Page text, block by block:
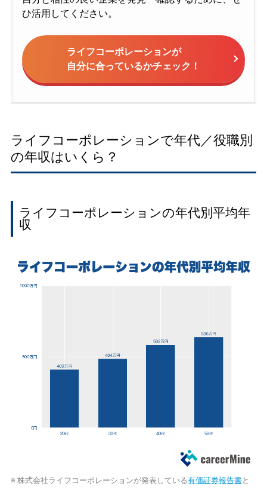
ひ活用してください。
ライフコーポレーションが
自分に合っているかチェック！
ライフコーポレーションで年代／役職別
の年収はいくら？
ライフコーポレーションの年代別平均年
収
※ 株式会社ライフコーポレーションが発表している有価証券報告書と